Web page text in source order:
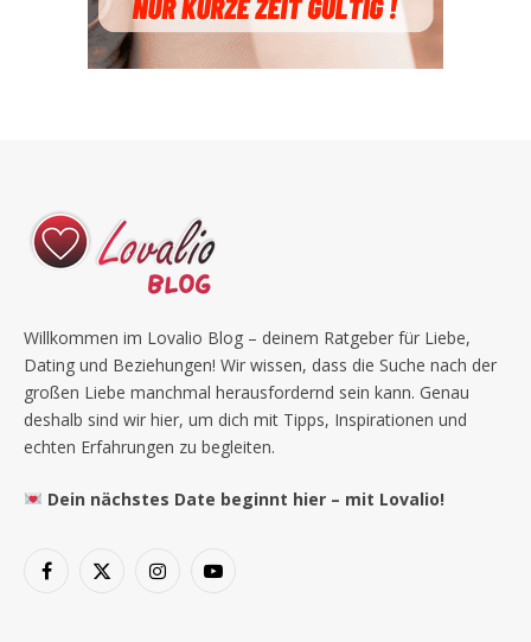
Willkommen im Lovalio Blog – deinem Ratgeber für Liebe,
Dating und Beziehungen! Wir wissen, dass die Suche nach der
großen Liebe manchmal herausfordernd sein kann. Genau
deshalb sind wir hier, um dich mit Tipps, Inspirationen und
echten Erfahrungen zu begleiten.
Dein nächstes Date beginnt hier – mit Lovalio!
Facebook
X
InstagramYouTube